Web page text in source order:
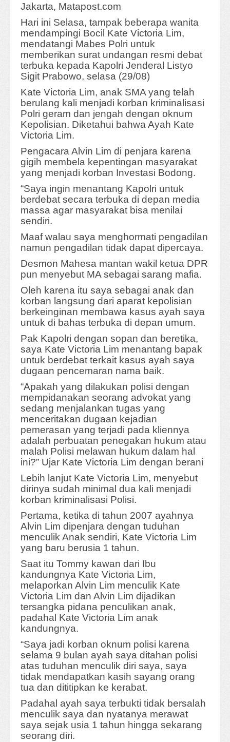
Jakarta, Matapost.com
Hari ini Selasa, tampak beberapa wanita
mendampingi Bocil Kate Victoria Lim,
mendatangi Mabes Polri untuk
memberikan surat undangan resmi debat
terbuka kepada Kapolri Jenderal Listyo
Sigit Prabowo, selasa (29/08)
Kate Victoria Lim, anak SMA yang telah
berulang kali menjadi korban kriminalisasi
Polri geram dan jengah dengan oknum
Kepolisian. Diketahui bahwa Ayah Kate
Victoria Lim.
Pengacara Alvin Lim di penjara karena
gigih membela kepentingan masyarakat
yang menjadi korban Investasi Bodong.
“Saya ingin menantang Kapolri untuk
berdebat secara terbuka di depan media
massa agar masyarakat bisa menilai
sendiri.
Maaf walau saya menghormati pengadilan
namun pengadilan tidak dapat dipercaya.
Desmon Mahesa mantan wakil ketua DPR
pun menyebut MA sebagai sarang mafia.
Oleh karena itu saya sebagai anak dan
korban langsung dari aparat kepolisian
berkeinginan membawa kasus ayah saya
untuk di bahas terbuka di depan umum.
Pak Kapolri dengan sopan dan beretika,
saya Kate Victoria Lim menantang bapak
untuk berdebat terkait kasus ayah saya
dugaan pencemaran nama baik.
“Apakah yang dilakukan polisi dengan
mempidanakan seorang advokat yang
sedang menjalankan tugas yang
menceritakan dugaan kejadian
pemerasan yang terjadi pada kliennya
adalah perbuatan penegakan hukum atau
malah Polisi melawan hukum dalam hal
ini?” Ujar Kate Victoria Lim dengan berani
Lebih lanjut Kate Victoria Lim, menyebut
dirinya sudah minimal dua kali menjadi
korban kriminalisasi Polisi.
Pertama, ketika di tahun 2007 ayahnya
Alvin Lim dipenjara dengan tuduhan
menculik Anak sendiri, Kate Victoria Lim
yang baru berusia 1 tahun.
Saat itu Tommy kawan dari Ibu
kandungnya Kate Victoria Lim,
melaporkan Alvin Lim menculik Kate
Victoria Lim dan Alvin Lim dijadikan
tersangka pidana penculikan anak,
padahal Kate Victoria Lim anak
kandungnya.
“Saya jadi korban oknum polisi karena
selama 9 bulan ayah saya ditahan polisi
atas tuduhan menculik diri saya, saya
tidak mendapatkan kasih sayang orang
tua dan dititipkan ke kerabat.
Padahal ayah saya terbukti tidak bersalah
menculik saya dan nyatanya merawat
saya sejak usia 1 tahun hingga sekarang
seorang diri.